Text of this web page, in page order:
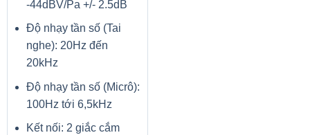
-44dBV/Pa +/- 2.5dB
Độ nhạy tần số (Tai
nghe): 20Hz đến
20kHz
Độ nhạy tần số (Micrô):
100Hz tới 6,5kHz
Kết nối: 2 giắc cắm